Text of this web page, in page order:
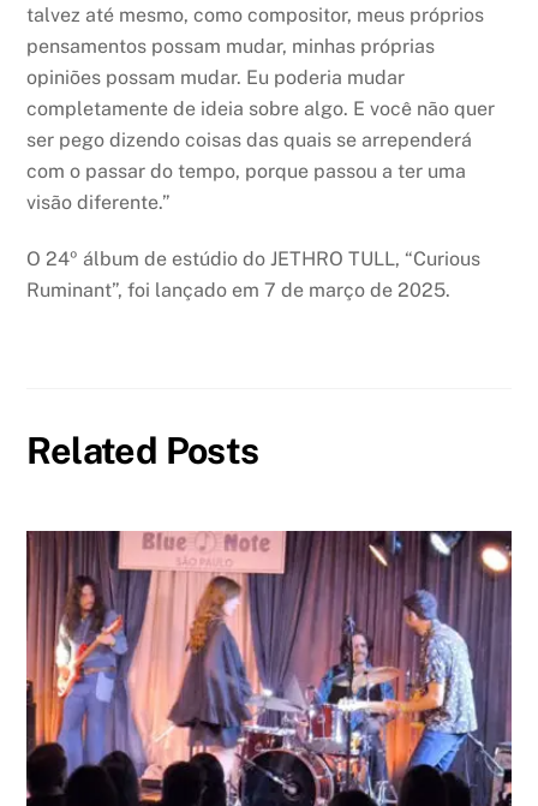
talvez até mesmo, como compositor, meus próprios
pensamentos possam mudar, minhas próprias
opiniões possam mudar. Eu poderia mudar
completamente de ideia sobre algo. E você não quer
ser pego dizendo coisas das quais se arrependerá
com o passar do tempo, porque passou a ter uma
visão diferente.”
O 24º álbum de estúdio do JETHRO TULL, “Curious
Ruminant”, foi lançado em 7 de março de 2025.
Related Posts